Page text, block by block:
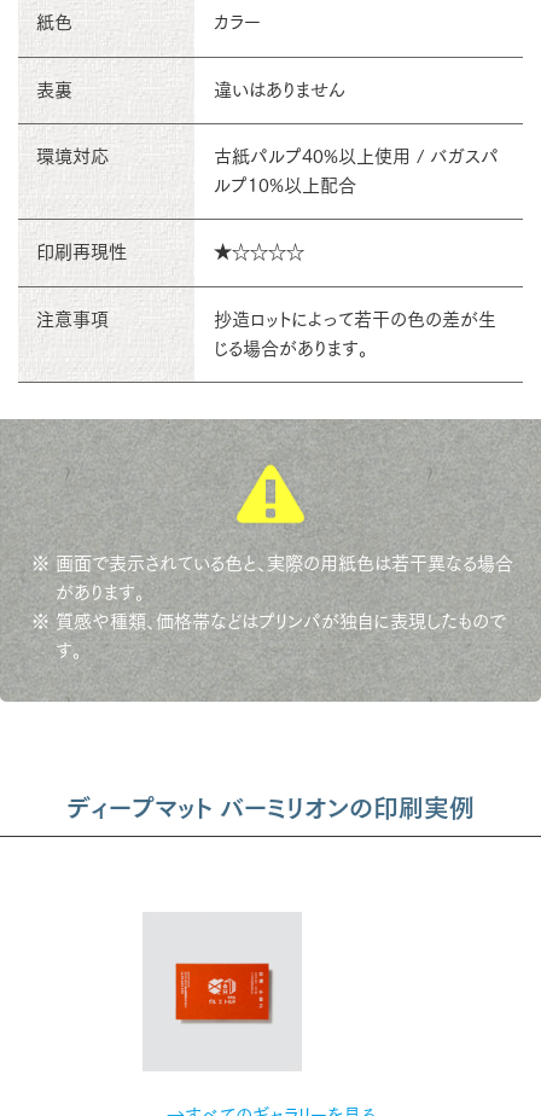
紙色 カラー
表裏 違いはありません
環境対応
古紙パルプ40%以上使用 / バガスパ
ルプ10%以上配合
印刷再現性 ★☆☆☆☆
注意事項
抄造ロットによって若干の色の差が生
じる場合があります。
※ 画面で表示されている色と、実際の用紙色は若干異なる場合
があります。
※ 質感や種類、価格帯などはプリンパが独自に表現したもので
す。
ディープマット バーミリオンの印刷実例